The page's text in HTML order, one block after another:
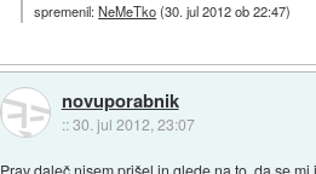
spremenil:NeMeTko(30. jul 2012 ob 22:47)
novuporabnik
::30. jul 2012, 23:07